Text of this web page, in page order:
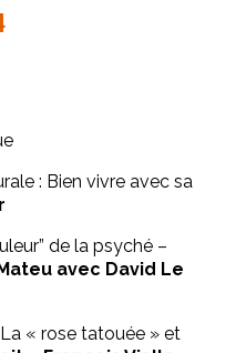
: Bien vivre avec sa
de la psyché –
avec David Le
« rose tatouée » et